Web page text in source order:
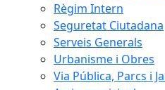
Règim Intern
Seguretat Ciutadana
Serveis Generals
Urbanisme i Obres
Via Pública, Parcs i